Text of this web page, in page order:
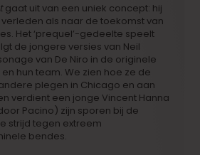
gaat uit van een uniek concept: hij
als naar de toekomst van
Het ‘prequel’-gedeelte speelt
de jongere versies van Neil
van De Niro in de originele
en hun team. We zien hoe ze de
plegen in Chicago en aan
verdient een jonge Vincent Hanna
Pacino) zijn sporen bij de
strijd tegen extreem
bendes.